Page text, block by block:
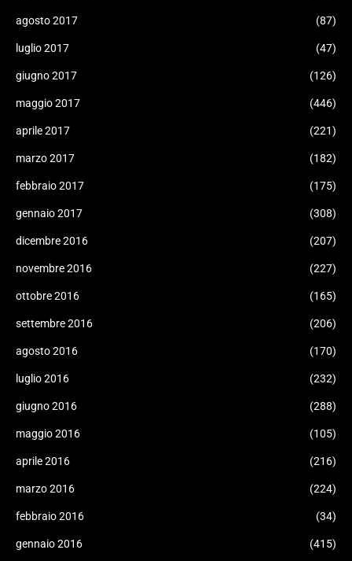
agosto 2017 (87)
luglio 2017 (47)
giugno 2017 (126)
maggio 2017 (446)
aprile 2017 (221)
marzo 2017 (182)
febbraio 2017 (175)
gennaio 2017 (308)
dicembre 2016 (207)
novembre 2016 (227)
ottobre 2016 (165)
settembre 2016 (206)
agosto 2016 (170)
luglio 2016 (232)
giugno 2016 (288)
maggio 2016 (105)
aprile 2016 (216)
marzo 2016 (224)
febbraio 2016 (34)
gennaio 2016 (415)